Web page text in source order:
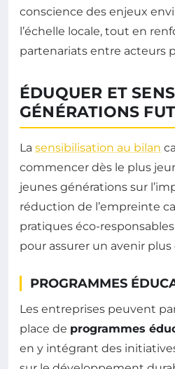
conscience des enjeux
l’échelle locale, tout en
partenariats entre acteurs
ÉDUQUER ET
GÉNÉRATIONS
La sensibilisation au bilan
commencer dès le plus
jeunes générations sur
réduction de l’empreinte
pratiques éco-
pour assurer un avenir plus
PROGRAMMES
Les entreprises peuvent
place de programmes
en y intégrant des